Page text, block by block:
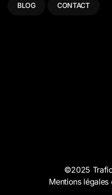
BLOG CONTACT
©2025
Mentions